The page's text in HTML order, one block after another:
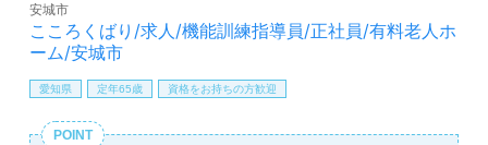
こころくばり/求人/機能訓練指導員/正社員/有料老人ホ
ーム/安城市
安城市
愛知県 定年65歳 資格をお持ちの方歓迎
POINT